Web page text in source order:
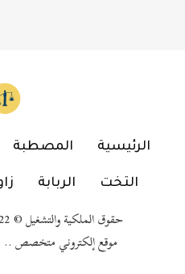
الرئيسية المصطبة
التخت الربابة
حقوق الملكية والتشغيل © 2022 كافه الحقوق محفوظة
موقع إلكتروني متخصص ..